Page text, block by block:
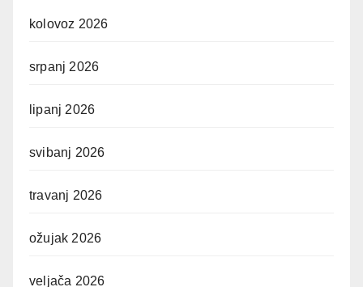
kolovoz 2026
srpanj 2026
lipanj 2026
svibanj 2026
travanj 2026
ožujak 2026
veljača 2026